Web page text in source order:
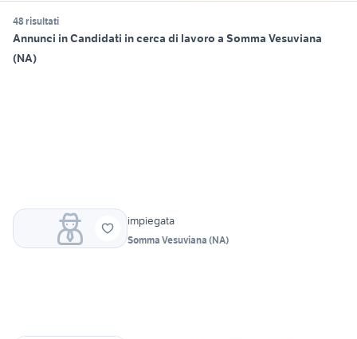
48 risultati
Annunci in Candidati in cerca di lavoro a Somma Vesuviana
(NA)
impiegata
Somma Vesuviana (NA)